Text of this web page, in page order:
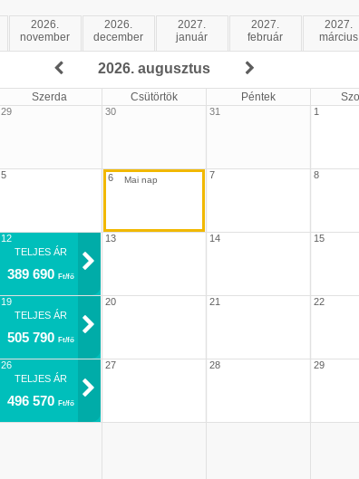
2026.
november
2026.
december
2027.
január
2027.
február
2027.
március
2026. augusztus
Szerda Csütörtök Péntek
29 30 31 1
5 6 7 8
12
TELJES ÁR
389 690Ft/fő
13 14 15
19
TELJES ÁR
505 790Ft/fő
20 21 22
26
TELJES ÁR
496 570Ft/fő
27 28 29